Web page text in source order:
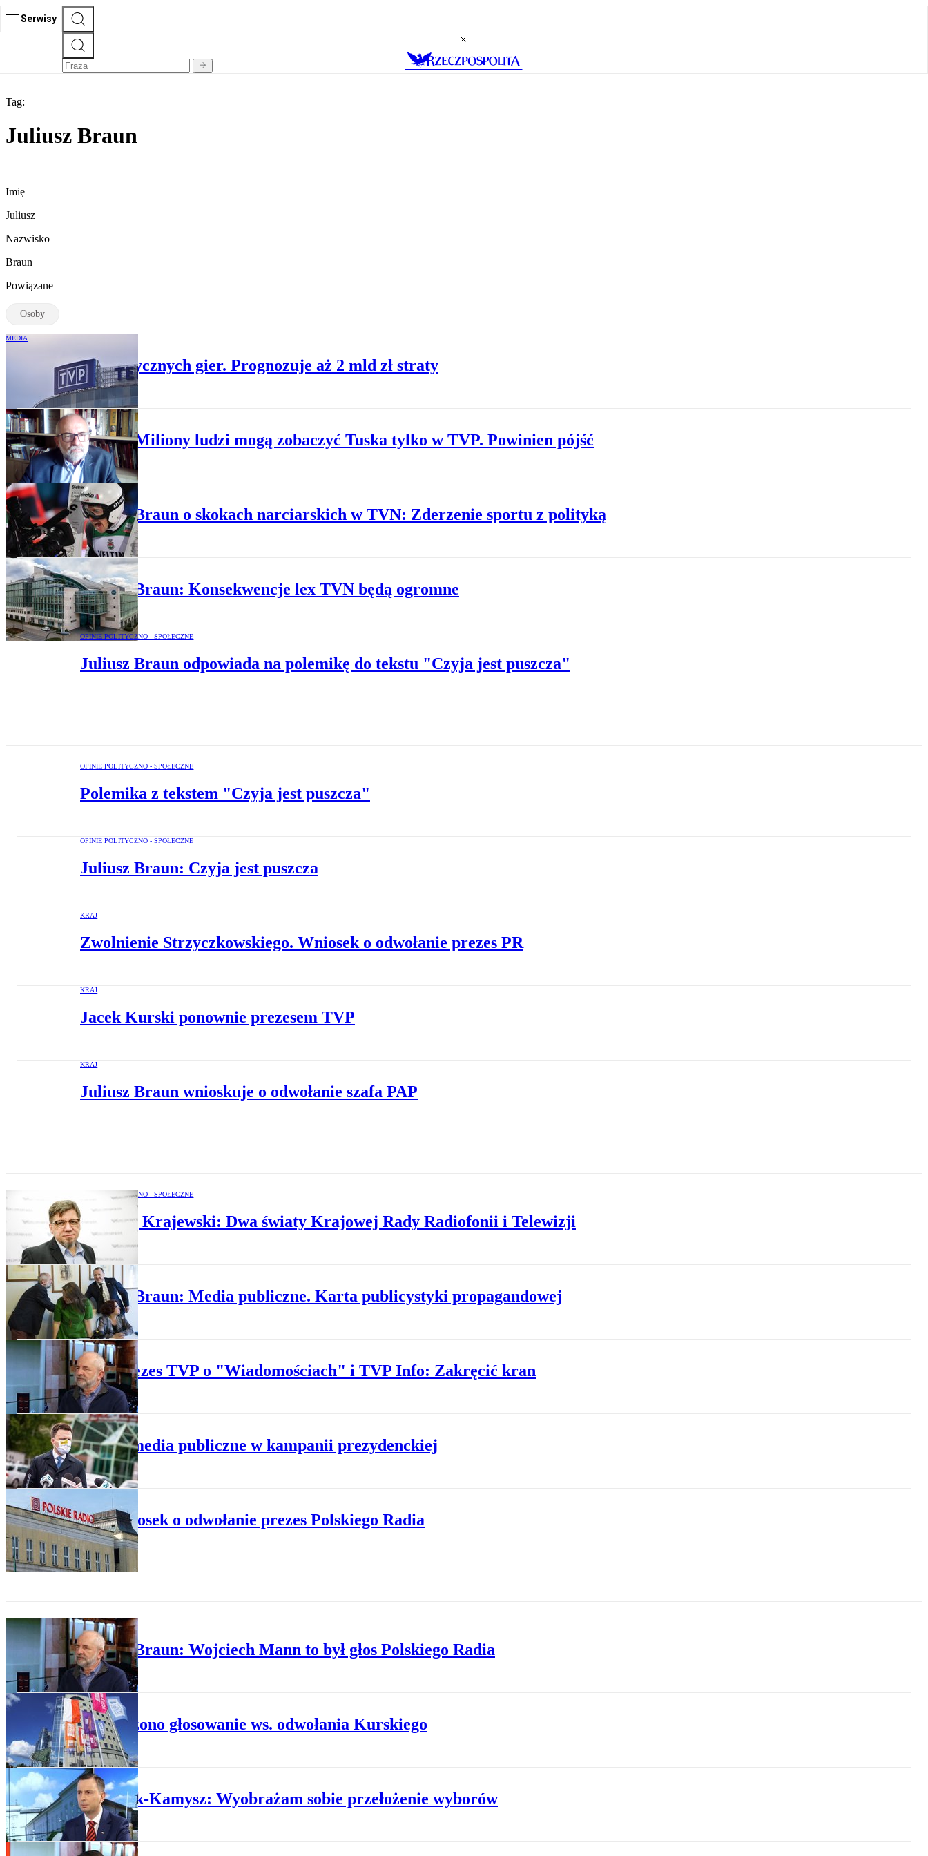
Serwisy
Tag:
Juliusz Braun
Imię
Juliusz
Nazwisko
Braun
Powiązane
Osoby
MEDIA
TVP w ogniu politycznych gier. Prognozuje aż 2 mld zł straty
POLITYKA
Braun: Miliony ludzi mogą zobaczyć Tuska tylko w TVP. Powinien pójść
PUBLICYSTYKA
Juliusz Braun o skokach narciarskich w TVN: Zderzenie sportu z polityką
PUBLICYSTYKA
Juliusz Braun: Konsekwencje lex TVN będą ogromne
OPINIE POLITYCZNO - SPOŁECZNE
Juliusz Braun odpowiada na polemikę do tekstu "Czyja jest puszcza"
OPINIE POLITYCZNO - SPOŁECZNE
Polemika z tekstem "Czyja jest puszcza"
OPINIE POLITYCZNO - SPOŁECZNE
Juliusz Braun: Czyja jest puszcza
KRAJ
Zwolnienie Strzyczkowskiego. Wniosek o odwołanie prezes PR
KRAJ
Jacek Kurski ponownie prezesem TVP
KRAJ
Juliusz Braun wnioskuje o odwołanie szafa PAP
OPINIE POLITYCZNO - SPOŁECZNE
Andrzej Krajewski: Dwa światy Krajowej Rady Radiofonii i Telewizji
KRAJ
Juliusz Braun: Media publiczne. Karta publicystyki propagandowej
KRAJ
Były prezes TVP o "Wiadomościach" i TVP Info: Zakręcić kran
WYDARZENIA
Spór o media publiczne w kampanii prezydenckiej
Jest wniosek o odwołanie prezes Polskiego Radia
KRAJ
Juliusz Braun: Wojciech Mann to był głos Polskiego Radia
KRAJ
Zarządzono głosowanie ws. odwołania Kurskiego
WYDARZENIA
Kosiniak-Kamysz: Wyobrażam sobie przełożenie wyborów
POLITYKA